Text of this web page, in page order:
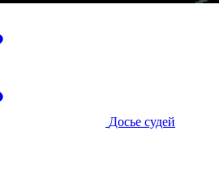
Досье судей